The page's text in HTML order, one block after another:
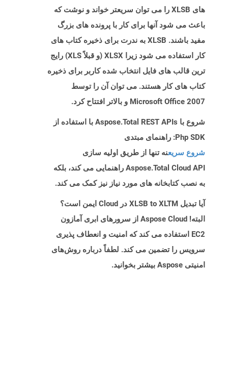
های XLSB را می توان سریعتر خواند و نوشت که
باعث می شود آنها برای کار با پرونده های بزرگ
مفید باشند. XLSB به ندرت برای ذخیره کتاب های
کار استفاده می شود زیرا XLSX (و قبلاً XLS) رایج
ترین قالب های فایل انتخاب شده کاربر برای ذخیره
کتاب های کار هستند. می توان آن را توسط
Microsoft Office 2007 و بالاتر افتتاح کرد.
شروع با Aspose.Total REST APIs با استفاده از
Php SDK: راهنمای مبتدی
شروع سریعنه تنها از طریق اولیه سازی
Aspose.Total Cloud API راهنمایی می کند، بلکه
به نصب کتابخانه های مورد نیاز نیز کمک می کند.
آیا تبدیل XLSB to XLTM در Cloud ایمن است؟
البته! Aspose Cloud از سرورهای ابری آمازون
EC2 استفاده می کند که امنیت و انعطاف پذیری
سرویس را تضمین می کند. لطفاً درباره روش‌های
امنیتی Aspose بیشتر بخوانید.